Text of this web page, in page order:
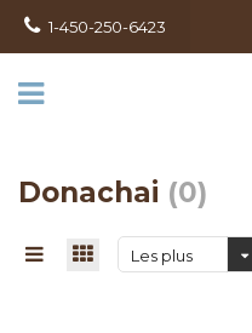
1-450-250-6423
Donachai (0)
Les plus